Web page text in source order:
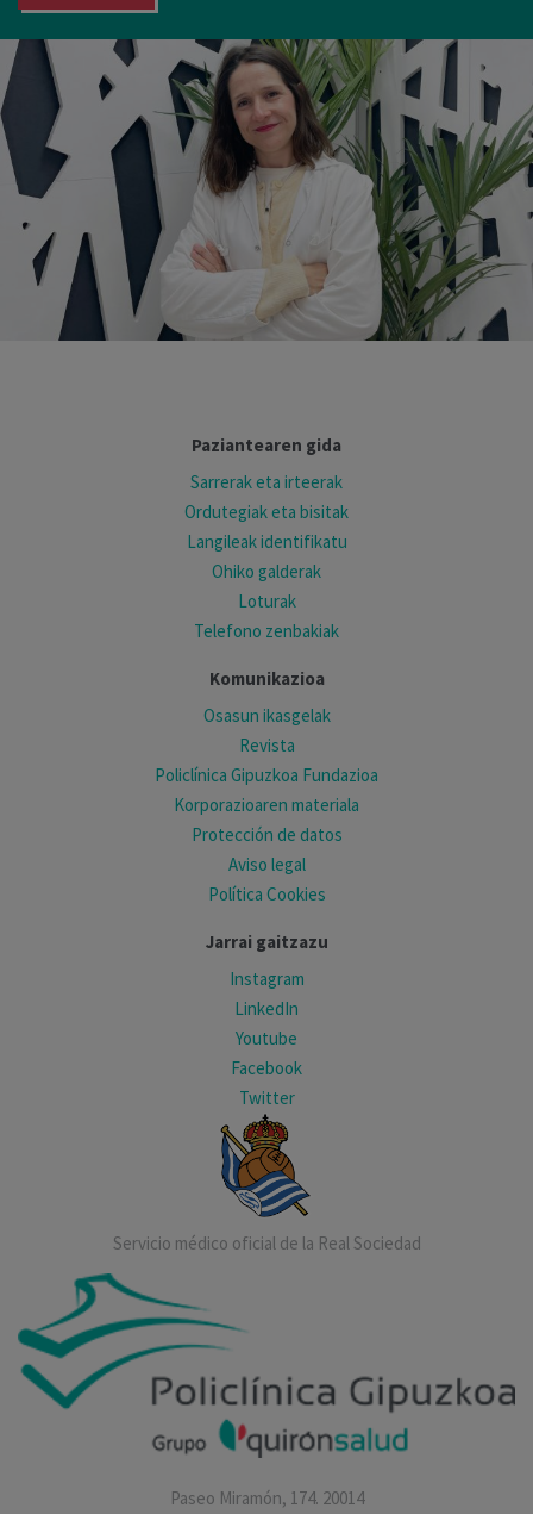
Paziantearen gida
Sarrerak eta irteerak
Ordutegiak eta bisitak
Langileak identifikatu
Ohiko galderak
Loturak
Telefono zenbakiak
Komunikazioa
Osasun ikasgelak
Revista
Policlínica Gipuzkoa Fundazioa
Korporazioaren materiala
Protección de datos
Aviso legal
Política Cookies
Jarrai gaitzazu
Instagram
LinkedIn
Youtube
Facebook
Twitter
Servicio médico oficial de la Real Sociedad
Paseo Miramón, 174. 20014